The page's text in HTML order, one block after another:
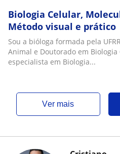
Biologia Celular,
Método visual e prático
Sou a bióloga formada pela
Animal e Doutorado em
especialista em Biologia...
ver mais